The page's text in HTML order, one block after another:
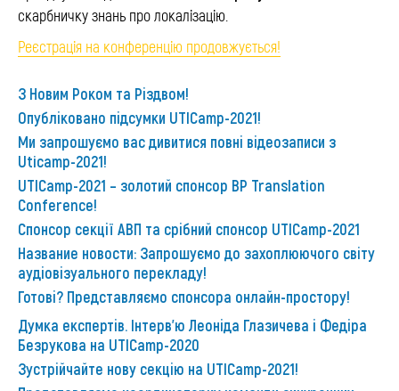
скарбничку знань про локалізацію.
Реєстрація на конференцію продовжується!
З Новим Роком та Різдвом!
Опубліковано підсумки UTICamp-2021!
Ми запрошуємо вас дивитися повні відеозаписи з
Uticamp-2021!
UTICamp-2021 – золотий спонсор BP Translation
Conference!
Спонсор секції АВП та срібний спонсор UTICamp-2021
Название новости: Запрошуємо до захоплюючого світу
аудіовізуального перекладу!
Готові? Представляємо спонсора онлайн-простору!
Думка експертів. Інтерв'ю Леоніда Глазичева і Федіра
Безрукова на UTICamp-2020
Зустрійчайте нову секцію на UTICamp-2021!